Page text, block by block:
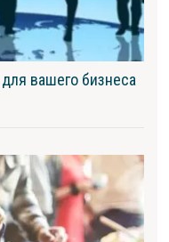
вашего бизнеса